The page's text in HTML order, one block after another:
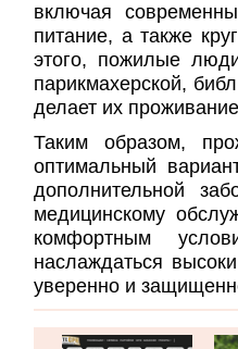
включая
питание, а также
этого, пожилые
парикмахерской,
делает их
Таким образом,
оптимальный
дополнительной
медицинскому
комфортным
наслаждаться
уверенно и